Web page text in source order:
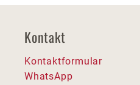
Kontakt
Kontaktformular
WhatsApp